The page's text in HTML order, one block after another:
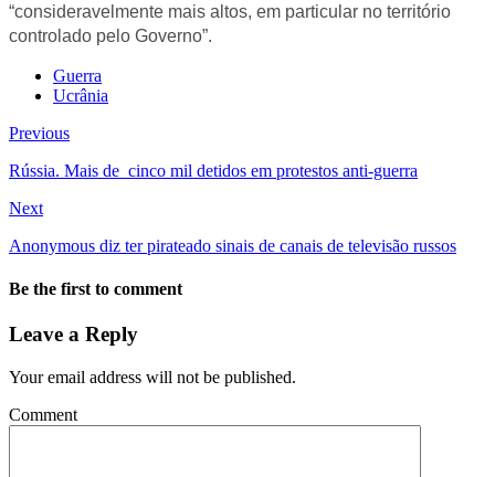
“consideravelmente mais altos, em particular no território
controlado pelo Governo”.
Guerra
Ucrânia
Previous
Rússia. Mais de cinco mil detidos em protestos anti-guerra
Next
Anonymous diz ter pirateado sinais de canais de televisão russos
Be the first to comment
Leave a Reply
Your email address will not be published.
Comment